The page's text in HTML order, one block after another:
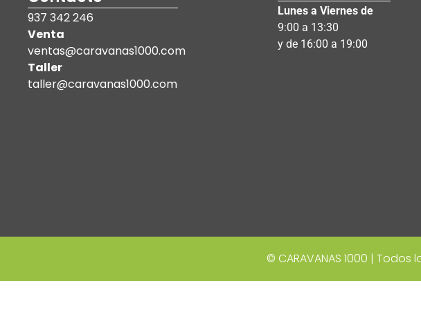
937 342 246
Venta
ventas@caravanas1000.com
Taller
taller@caravanas1000.com
Lunes a Viernes de
9:00 a 13:30
y de 16:00 a 19:00
© CARAVANAS 1000 |